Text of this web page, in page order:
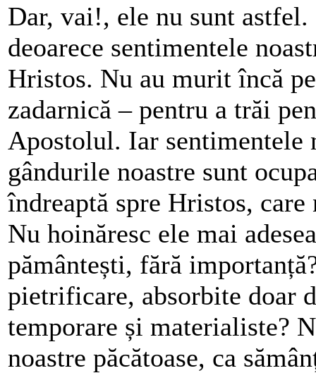
Dar, vai!, ele nu sunt
deoarece sentimentele
Hristos. Nu au murit încă
zadarnică – pentru a trăi
Apostolul. Iar sentimentele
gândurile noastre sunt
îndreaptă spre Hristos,
Nu hoinăresc ele mai
pământești, fără
pietrificare, absorbite doar
temporare și materialiste?
noastre păcătoase, ca